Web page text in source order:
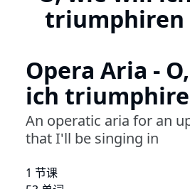
triumphiren
Opera Aria -
ich
An operatic aria for an
that I'll be singing in
1 节课